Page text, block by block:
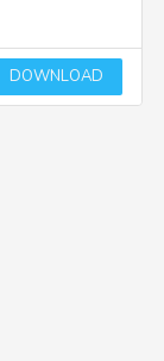
DOWNLOAD